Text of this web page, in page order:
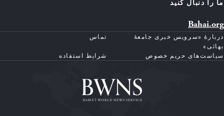
ما را دنبال کنید
Bahai.org
دربارهٔ «سرویس خبری جامعهٔ
بهائی»
تماس
سیاست‌های حریم خصوص شرایط استفاده